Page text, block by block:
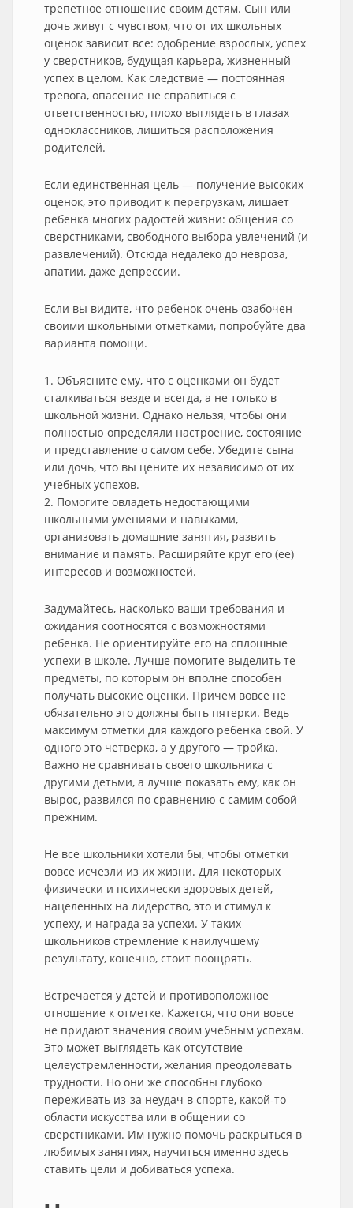
трепетное отношение своим детям. Сын или
дочь живут с чувством, что от их школьных
оценок зависит все: одобрение взрослых, успех
у сверстников, будущая карьера, жизненный
успех в целом. Как следствие — постоянная
тревога, опасение не справиться с
ответственностью, плохо выглядеть в глазах
одноклассников, лишиться расположения
родителей.
Если единственная цель — получение высоких
оценок, это приводит к перегрузкам, лишает
ребенка многих радостей жизни: общения со
сверстниками, свободного выбора увлечений (и
развлечений). Отсюда недалеко до невроза,
апатии, даже депрессии.
Если вы видите, что ребенок очень озабочен
своими школьными отметками, попробуйте два
варианта помощи.
1. Объясните ему, что с оценками он будет
сталкиваться везде и всегда, а не только в
школьной жизни. Однако нельзя, чтобы они
полностью определяли настроение, состояние
и представление о самом себе. Убедите сына
или дочь, что вы цените их независимо от их
учебных успехов.
2. Помогите овладеть недостающими
школьными умениями и навыками,
организовать домашние занятия, развить
внимание и память. Расширяйте круг его (ее)
интересов и возможностей.
Задумайтесь, насколько ваши требования и
ожидания соотносятся с возможностями
ребенка. Не ориентируйте его на сплошные
успехи в школе. Лучше помогите выделить те
предметы, по которым он вполне способен
получать высокие оценки. Причем вовсе не
обязательно это должны быть пятерки. Ведь
максимум отметки для каждого ребенка свой. У
одного это четверка, а у другого — тройка.
Важно не сравнивать своего школьника с
другими детьми, а лучше показать ему, как он
вырос, развился по сравнению с самим собой
прежним.
Не все школьники хотели бы, чтобы отметки
вовсе исчезли из их жизни. Для некоторых
физически и психически здоровых детей,
нацеленных на лидерство, это и стимул к
успеху, и награда за успехи. У таких
школьников стремление к наилучшему
результату, конечно, стоит поощрять.
Встречается у детей и противоположное
отношение к отметке. Кажется, что они вовсе
не придают значения своим учебным успехам.
Это может выглядеть как отсутствие
целеустремленности, желания преодолевать
трудности. Но они же способны глубоко
переживать из-за неудач в спорте, какой-то
области искусства или в общении со
сверстниками. Им нужно помочь раскрыться в
любимых занятиях, научиться именно здесь
ставить цели и добиваться успеха.